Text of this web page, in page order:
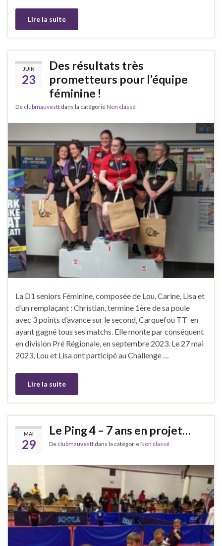
Lire la suite
JUIN
23
Des résultats très
prometteurs pour l’équipe
féminine !
De clubmauvestt dans la catégorieNon classé
La D1 seniors Féminine, composée de Lou, Carine, Lisa et
d’un remplaçant : Christian, termine 1ère de sa poule
avec 3 points d’avance sur le second, Carquefou TT en
ayant gagné tous ses matchs. Elle monte par conséquent
en division Pré Régionale, en septembre 2023. Le 27 mai
2023, Lou et Lisa ont participé au Challenge …
Lire la suite
MAI
29
Le Ping 4 – 7 ans en projet…
De clubmauvestt dans la catégorieNon classé